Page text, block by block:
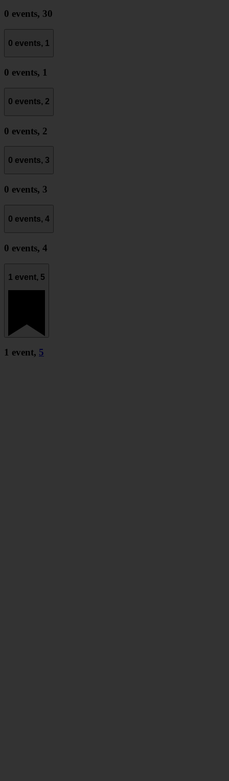
0 events, 30
0 events, 1
0 events, 1
0 events, 2
0 events, 2
0 events, 3
0 events, 3
0 events, 4
0 events, 4
1 event, 5
1 event, 5